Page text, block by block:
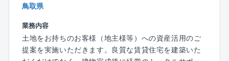
鳥取県
業務内容
土地をお持ちのお客様（地主様等）への資産活用のご
提案を実施いただきます。良質な賃貸住宅を建築いた